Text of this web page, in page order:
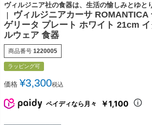
ヴィルジニア社の食器は、生活の愉しみとゆと
｜
ヴィルジニアカーサ ROMANTICA
ゲリータ プレート ホワイト 21cm
ルウェア 食器
商品番号 1220005
ラッピング可
価格 ¥3,300税込
ペイディなら月々 ￥1,100